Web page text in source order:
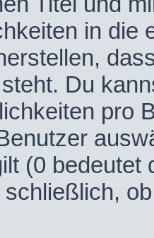
in die
Du
pro
(0 bedeutet